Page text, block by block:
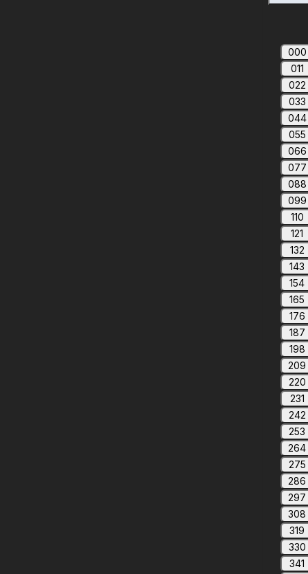
000
011
022
033
044
055
066
077
088
099
110
121
132
143
154
165
176
187
198
209
220
231
242
253
264
275
286
297
308
319
330
341